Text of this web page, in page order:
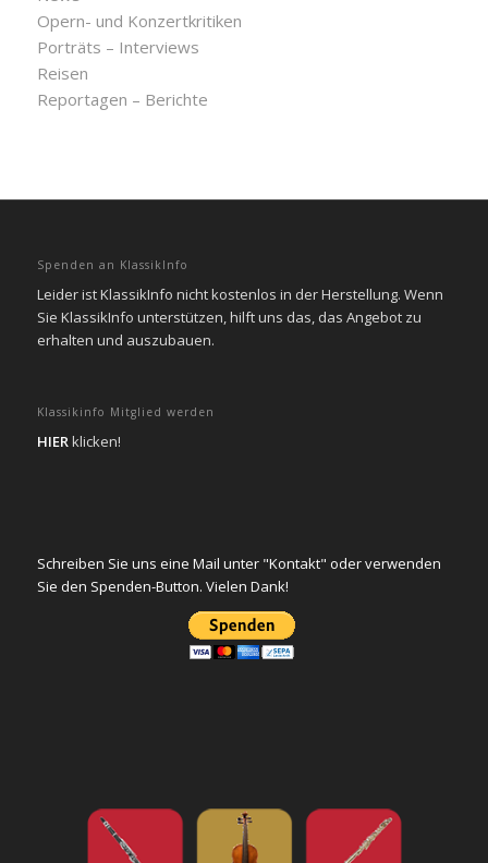
Opern- und Konzertkritiken
Porträts – Interviews
Reisen
Reportagen – Berichte
Spenden an KlassikInfo
Leider ist KlassikInfo nicht kostenlos in der Herstellung. Wenn
Sie KlassikInfo unterstützen, hilft uns das, das Angebot zu
erhalten und auszubauen.
Klassikinfo Mitglied werden
HIERklicken!
Schreiben Sie uns eine Mail unter "Kontakt" oder verwenden
Sie den Spenden-Button. Vielen Dank!